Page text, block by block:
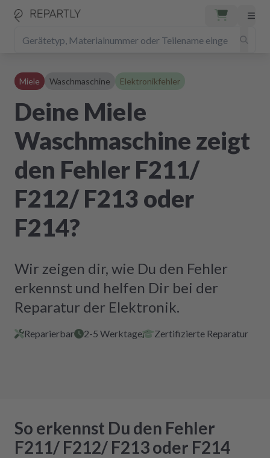
Miele Waschmaschine Elektronikfehler
Deine Miele
Waschmaschine zeigt
den Fehler F211/
F212/ F213 oder
F214?
Wir zeigen dir, wie Du den Fehler
erkennst und helfen Dir bei der
Reparatur der Elektronik.
Reparierbar 2-5 Werktage Zertifizierte Reparatur
So erkennst Du den Fehler
F211/ F212/ F213 oder F214